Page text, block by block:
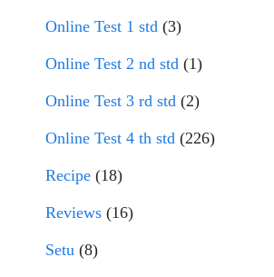
Online Test 1 std (3)
Online Test 2 nd std (1)
Online Test 3 rd std (2)
Online Test 4 th std (226)
Recipe (18)
Reviews (16)
Setu (8)